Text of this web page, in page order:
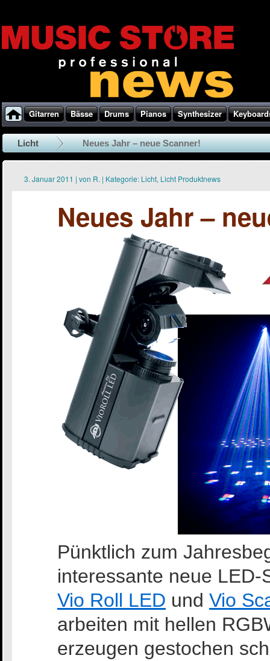
Gitarren Bässe Drums Pianos Synthesizer
Licht Neues Jahr – neue Scanner!
3. Januar 2011 | von R. | Kategorie: Licht, Licht Produktnews
Neues Jahr –
Pünktlich zum
interessante neue
Vio Roll LED und Vio
arbeiten mit hellen
erzeugen gestochen